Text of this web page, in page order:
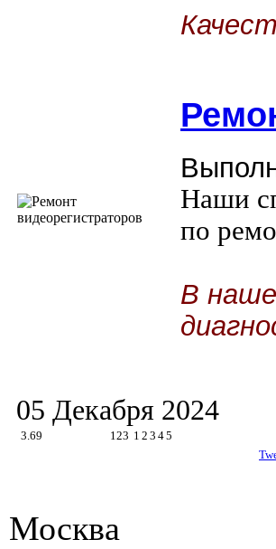
Наши
по
В
05 Декабря 2024
3.69 123 1 2 3 45
Москва